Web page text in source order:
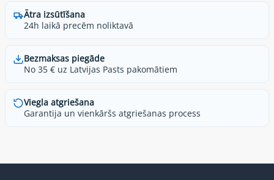
Ātra izsūtīšana
24h laikā precēm noliktavā
Bezmaksas piegāde
No 35 € uz Latvijas Pasts pakomātiem
Viegla atgriešana
Garantija un vienkāršs atgriešanas process